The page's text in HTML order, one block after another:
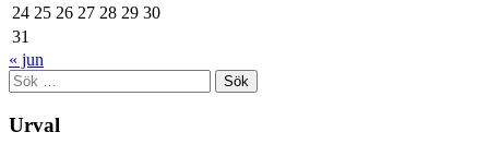
24 25 26 27 28 29 30
31
« jun
Sök
efter:
Urval